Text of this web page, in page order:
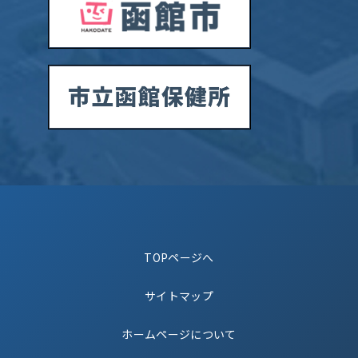
TOPページへ
サイトマップ
ホームページについて